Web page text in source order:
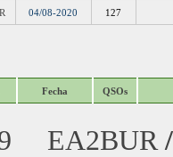
04/08-2020 127
Fecha QSOs
EA2BUR/